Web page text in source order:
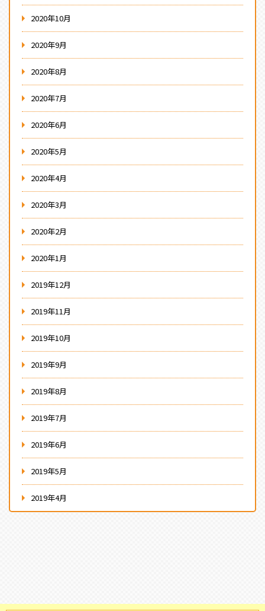
2020年10月
2020年9月
2020年8月
2020年7月
2020年6月
2020年5月
2020年4月
2020年3月
2020年2月
2020年1月
2019年12月
2019年11月
2019年10月
2019年9月
2019年8月
2019年7月
2019年6月
2019年5月
2019年4月